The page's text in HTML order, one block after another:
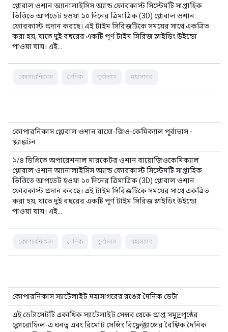
গ্লোবাল ওশান অ্যানালাইসিস অ্যান্ড ফোরকাস্ট সিস্টেমটি সাপ্তাহিক
ভিত্তিতে আপডেট হওয়া ১০ দিনের ত্রিমাত্রিক (3D) গ্লোবাল ওশান
ফোরকাস্ট প্রদান করছে। এই টাইম সিরিজটিকে সময়ের সাথে একত্রিত
করা হয়, যাতে দুই বছরের একটি পূর্ণ টাইম সিরিজ স্লাইডিং উইন্ডো
পাওয়া যায়। এই…
কোপারনিকাস দৈনিক পূর্বাভাস মহাসাগর
কোপারনিকাস গ্লোবাল ওশান বায়ো-জিও-কেমিক্যাল পূর্বাভাস -
প্ল্যাঙ্কটন
১/৪ ডিগ্রিতে অপারেশনাল মারকেটর ওশান বায়োজিওকেমিক্যাল
গ্লোবাল ওশান অ্যানালাইসিস অ্যান্ড ফোরকাস্ট সিস্টেমটি সাপ্তাহিক
ভিত্তিতে আপডেট হওয়া ১০ দিনের ত্রিমাত্রিক (3D) গ্লোবাল ওশান
ফোরকাস্ট প্রদান করছে। এই টাইম সিরিজটিকে সময়ের সাথে একত্রিত
করা হয়, যাতে দুই বছরের একটি পূর্ণ টাইম সিরিজ স্লাইডিং উইন্ডো
পাওয়া যায়। এই…
কোপারনিকাস দৈনিক পূর্বাভাস মহাসাগর
কোপারনিকাস স্যাটেলাইট মহাসাগরের রঙের দৈনিক ডেটা
এই ডেটাসেটটি একাধিক স্যাটেলাইট সেন্সর থেকে প্রাপ্ত সমুদ্রপৃষ্ঠের
ক্লোরোফিল-এ ঘনত্ব এবং রিমোট সেন্সিং রিফ্লেক্ট্যান্সের বৈশ্বিক দৈনিক